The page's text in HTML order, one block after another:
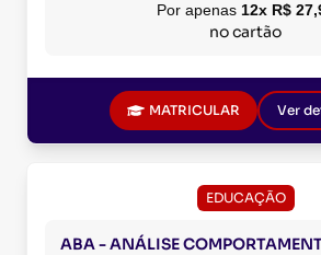
Por apenas 12x R$
no cartão
MATRICULAR Ver
EDUCAÇÃO
ABA - ANÁLISE